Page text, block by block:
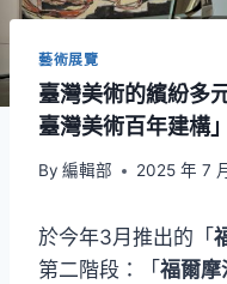
藝術展覽
臺灣美術的繽紛多
臺灣美術百年建構
By 編輯部 2025 年 7
於今年3月推出的「
第二階段：「 福爾